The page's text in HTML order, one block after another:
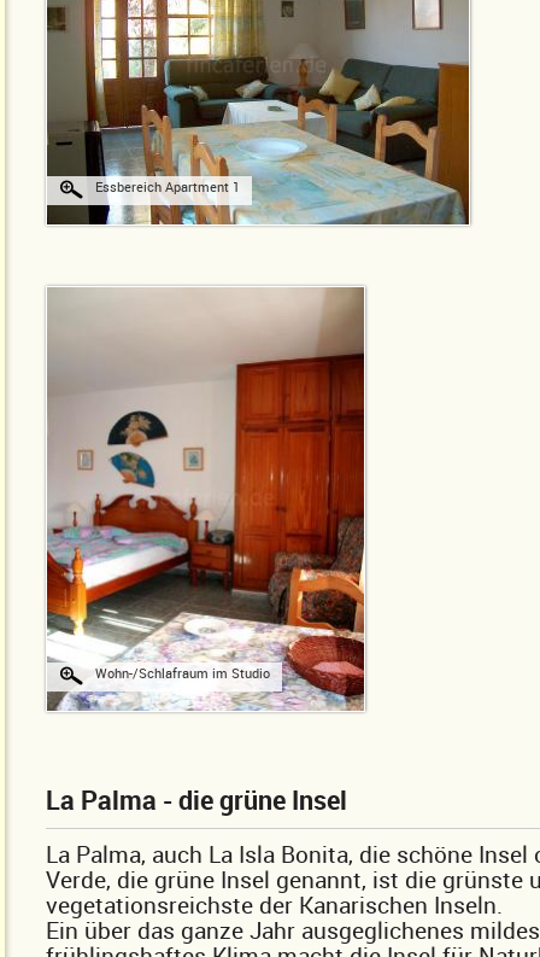
Essbereich Apartment 1
Wohn-/Schlafraum im Studio
La Palma - die grüne Insel
La Palma, auch La Isla Bonita, die schöne Insel
Verde, die grüne Insel genannt, ist die grünste
vegetationsreichste der Kanarischen Inseln.
Ein über das ganze Jahr ausgeglichenes